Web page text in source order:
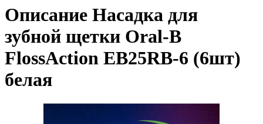
Описание Насадка для
зубной щетки Oral-B
FlossAction EB25RB-6 (6шт)
белая